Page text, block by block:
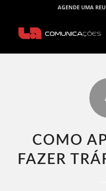
AGENDE UMA
COMO
FAZER